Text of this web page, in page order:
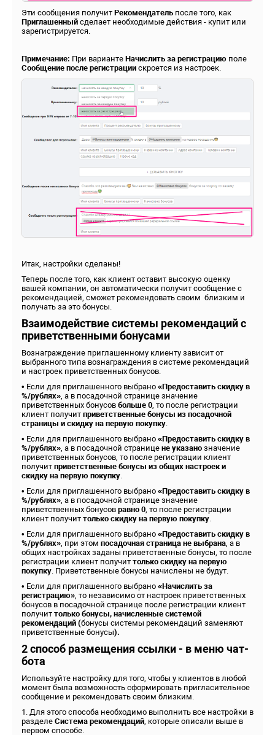
Эти сообщения получит Рекомендатель после того, как
Приглашенный сделает необходимые действия - купит или
зарегистрируется.
Примечание: При варианте Начислить за регистрацию поле
Сообщение после регистрации скроется из настроек.
Итак, настройки сделаны!
Теперь после того, как клиент оставит высокую оценку
вашей компании, он автоматически получит сообщение с
рекомендацией, сможет рекомендовать своим близким и
получать за это бонусы.
Взаимодействие системы рекомендаций с
приветственными бонусами
Вознаграждение приглашенному клиенту зависит от
выбранного типа вознаграждения в системе рекомендаций
и настроек приветственных бонусов.
• Если для приглашенного выбрано «Предоставить скидку в
%/рублях», а в посадочной странице значение
приветственных бонусов больше 0, то после регистрации
клиент получит приветственные бонусы из посадочной
страницы и скидку на первую покупку.
• Если для приглашенного выбрано «Предоставить скидку в
%/рублях», а в посадочной странице не указано значение
приветственных бонусов, то после регистрации клиент
получит приветственные бонусы из общих настроек и
скидку на первую покупку.
• Если для приглашенного выбрано «Предоставить скидку в
%/рублях», а в посадочной странице значение
приветственных бонусов равно 0, то после регистрации
клиент получит только скидку на первую покупку.
• Если для приглашенного выбрано «Предоставить скидку в
%/рублях», при этом посадочная страница не выбрана, а в
общих настройках заданы приветственные бонусы, то после
регистрации клиент получит только скидку на первую
покупку. Приветственные бонусы начислены не будут.
• Если для приглашенного выбрано «Начислить за
регистрацию», то независимо от настроек приветственных
бонусов в посадочной странице после регистрации клиент
получит только бонусы, начисленные системой
рекомендаций (бонусы системы рекомендаций заменяют
приветственные бонусы).
2 способ размещения ссылки - в меню чат-
бота
Используйте настройку для того, чтобы у клиентов в любой
момент была возможность сформировать пригласительное
сообщение и рекомендовать своим близким.
1. Для этого способа необходимо выполнить все настройки в
разделе Система рекомендаций, которые описали выше в
первом способе.